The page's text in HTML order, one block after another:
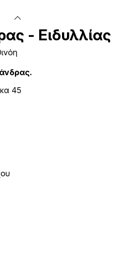
- Ειδυλλίας
45